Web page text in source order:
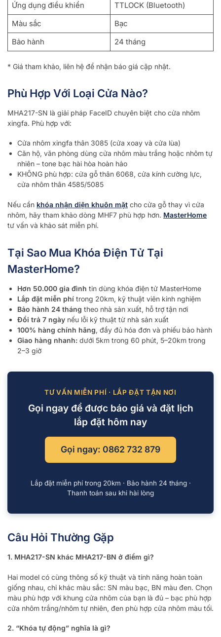
Ứng dụng điều khiển
TTLOCK (Bluetooth)
Màu sắc
Bạc
Bảo hành
24 tháng
* Giá tham khảo, liên hệ để nhận báo giá cập nhật.
Phù Hợp Với Loại Cửa Nào?
MHA217-SN là giải pháp FaceID chuyên biệt cho cửa nhôm
xingfa. Phù hợp với:
Cửa nhôm xingfa thân 3085 (cửa xoay và cửa lùa)
Căn hộ, văn phòng dùng cửa nhôm màu trắng hoặc nhôm tự
nhiên – tone bạc hài hòa hoàn hảo
KHÔNG phù hợp: cửa gỗ thân 6068, cửa kính cường lực,
cửa nhôm thân 4585/5085
Nếu cần khóa nhận diện khuôn mặt cho cửa gỗ thay vì cửa
nhôm, hãy tham khảo dòng MHF7 phù hợp hơn. MasterHome
tư vấn và khảo sát miễn phí.
Tại Sao Mua Khóa Điện Tử Tại
MasterHome?
Hơn 50.000 gia đình tin dùng khóa điện tử MasterHome
Lắp đặt miễn phí trong 20km, kỹ thuật viên kinh nghiệm
Bảo hành 24 tháng theo nhà sản xuất, hỗ trợ tận nơi
Đổi trả 7 ngày nếu lỗi kỹ thuật từ nhà sản xuất
100% hàng chính hãng, đầy đủ hóa đơn và phiếu bảo hành
Giao hàng nhanh: dưới 5km trong 60 phút, 5–20km trong
2–3 giờ
TƯ VẤN MIỄN PHÍ · LẮP ĐẶT TẬN NƠI
Gọi ngay để được báo giá và đặt lịch
lắp đặt hôm nay
Gọi ngay: 0862 732 879
Lắp đặt miễn phí trong 20km · Bảo hành 24 tháng ·
Thanh toán sau khi hài lòng
Câu Hỏi Thường Gặp
1. MHA217-SN khác MHA217-BN ở điểm gì?
Hai model có cùng thông số kỹ thuật và tính năng hoàn toàn
giống nhau, chỉ khác màu sắc: SN màu bạc, BN màu đen. Chọn
màu phù hợp với khung cửa nhôm của bạn là đủ – bạc phù hợp
cửa nhôm trắng/nhôm tự nhiên, đen phù hợp cửa nhôm màu tối.
2. “Khóa tự động” nghĩa là gì?